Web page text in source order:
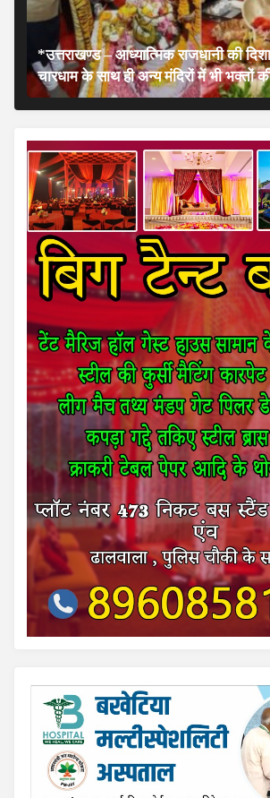
*उत्तराखण्ड – आध्यात्मिक राजधानी की
चारधाम के साथ ही अन्य मंदिरों में भी भक्तों